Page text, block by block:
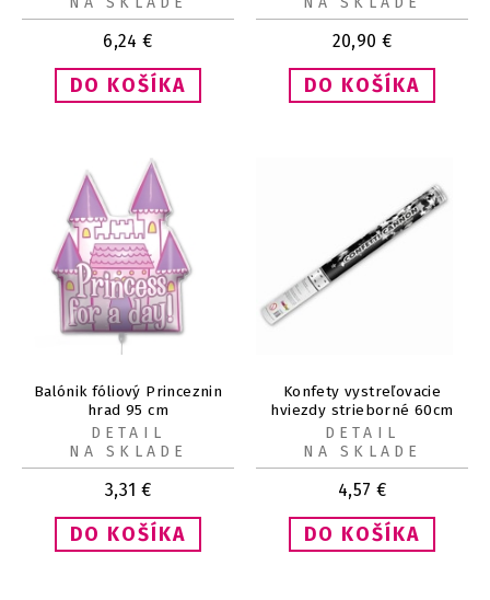
6,24 € 20,90 €
Balónik fóliový Princeznin
hrad 95 cm
3,31 €
DETAIL
NA SKLADE
Konfety vystreľovacie
hviezdy strieborné 60cm
4,57 €
DETAIL
NA SKLADE